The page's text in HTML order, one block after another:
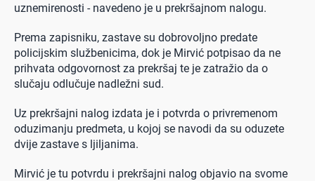
uznemirenosti - navedeno je u prekršajnom nalogu.
Prema zapisniku, zastave su dobrovoljno predate
policijskim službenicima, dok je Mirvić potpisao da ne
prihvata odgovornost za prekršaj te je zatražio da o
slučaju odlučuje nadležni sud.
Uz prekršajni nalog izdata je i potvrda o privremenom
oduzimanju predmeta, u kojoj se navodi da su oduzete
dvije zastave s ljiljanima.
Mirvić je tu potvrdu i prekršajni nalog objavio na svome